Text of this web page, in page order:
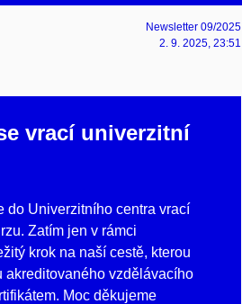
Newsletter 09/2025
2. 9. 2025, 23:51
vrací univerzitní
do Univerzitního centra vrací
Zatím jen v rámci
krok na naší cestě, kterou
akreditovaného vzdělávacího
Moc děkujeme